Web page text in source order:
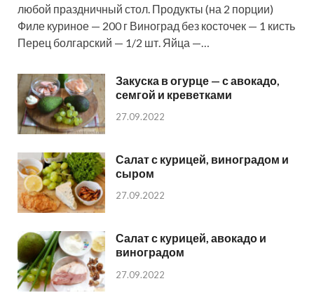
любой праздничный стол. Продукты (на 2 порции)
Филе куриное — 200 г Виноград без косточек — 1 кисть
Перец болгарский — 1/2 шт. Яйца —…
Закуска в огурце — с авокадо,
семгой и креветками
27.09.2022
Салат с курицей, виноградом и
сыром
27.09.2022
Салат с курицей, авокадо и
виноградом
27.09.2022